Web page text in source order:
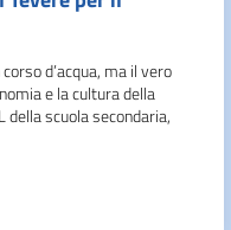
d’acqua, ma il vero
e la cultura della
della scuola secondaria,